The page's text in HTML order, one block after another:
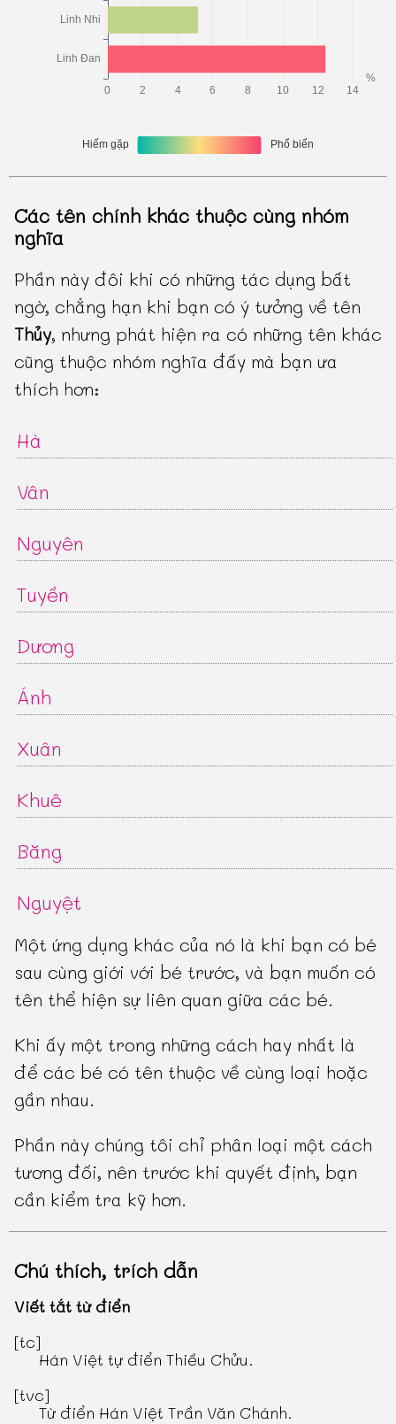
Các tên chính khác thuộc cùng nhóm
nghĩa
Phần này đôi khi có những tác dụng bất
ngờ, chẳng hạn khi bạn có ý tưởng về tên
Thủy, nhưng phát hiện ra có những tên khác
cũng thuộc nhóm nghĩa đấy mà bạn ưa
thích hơn:
Hà
Vân
Nguyên
Tuyền
Dương
Ánh
Xuân
Khuê
Băng
Nguyệt
Một ứng dụng khác của nó là khi bạn có bé
sau cùng giới với bé trước, và bạn muốn có
tên thể hiện sự liên quan giữa các bé.
Khi ấy một trong những cách hay nhất là
để các bé có tên thuộc về cùng loại hoặc
gần nhau.
Phần này chúng tôi chỉ phân loại một cách
tương đối, nên trước khi quyết định, bạn
cần kiểm tra kỹ hơn.
Chú thích, trích dẫn
Viết tắt từ điển
[tc]
Hán Việt tự điển Thiều Chửu.
[tvc]
Từ điển Hán Việt Trần Văn Chánh.